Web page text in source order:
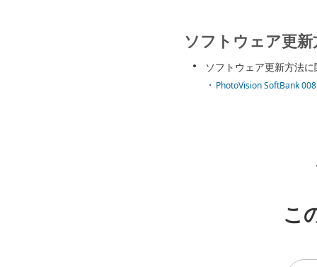
ソフトウェア更
ソフトウェア更新方法
PhotoVision SoftBank
こ